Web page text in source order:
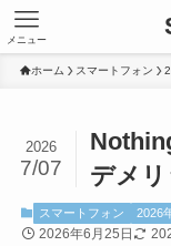
メニュー
ホーム スマートフォン
デメ
2026
7/07
スマートフォン 2026
2026年6月25日